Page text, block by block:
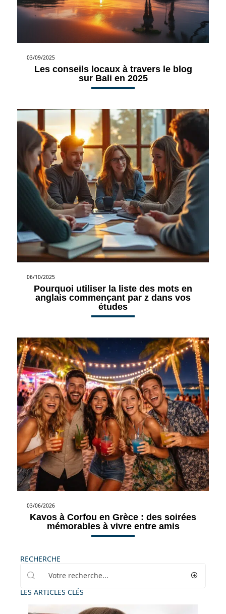
03/09/2025
Les conseils locaux à travers le blog
sur Bali en 2025
06/10/2025
Pourquoi utiliser la liste des mots en
anglais commençant par z dans vos
études
03/06/2026
Kavos à Corfou en Grèce : des soirées
mémorables à vivre entre amis
RECHERCHE
LES ARTICLES CLÉS